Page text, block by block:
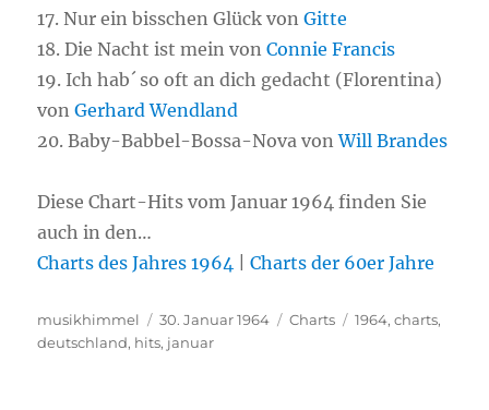
17. Nur ein bisschen Glück vonGitte
18. Die Nacht ist mein vonConnie Francis
19. Ich hab´ so oft an dich gedacht (Florentina)
vonGerhard Wendland
20. Baby-Babbel-Bossa-Nova vonWill Brandes
Diese Chart-Hits vom Januar 1964 finden Sie
auch in den…
Charts des Jahres 1964 |Charts der 60er Jahre
Autor
musikhimmel
Veröffentlicht
am
30. Januar 1964 Kategorien
Charts Schlagwörter
1964,charts,
deutschland, hits, januar